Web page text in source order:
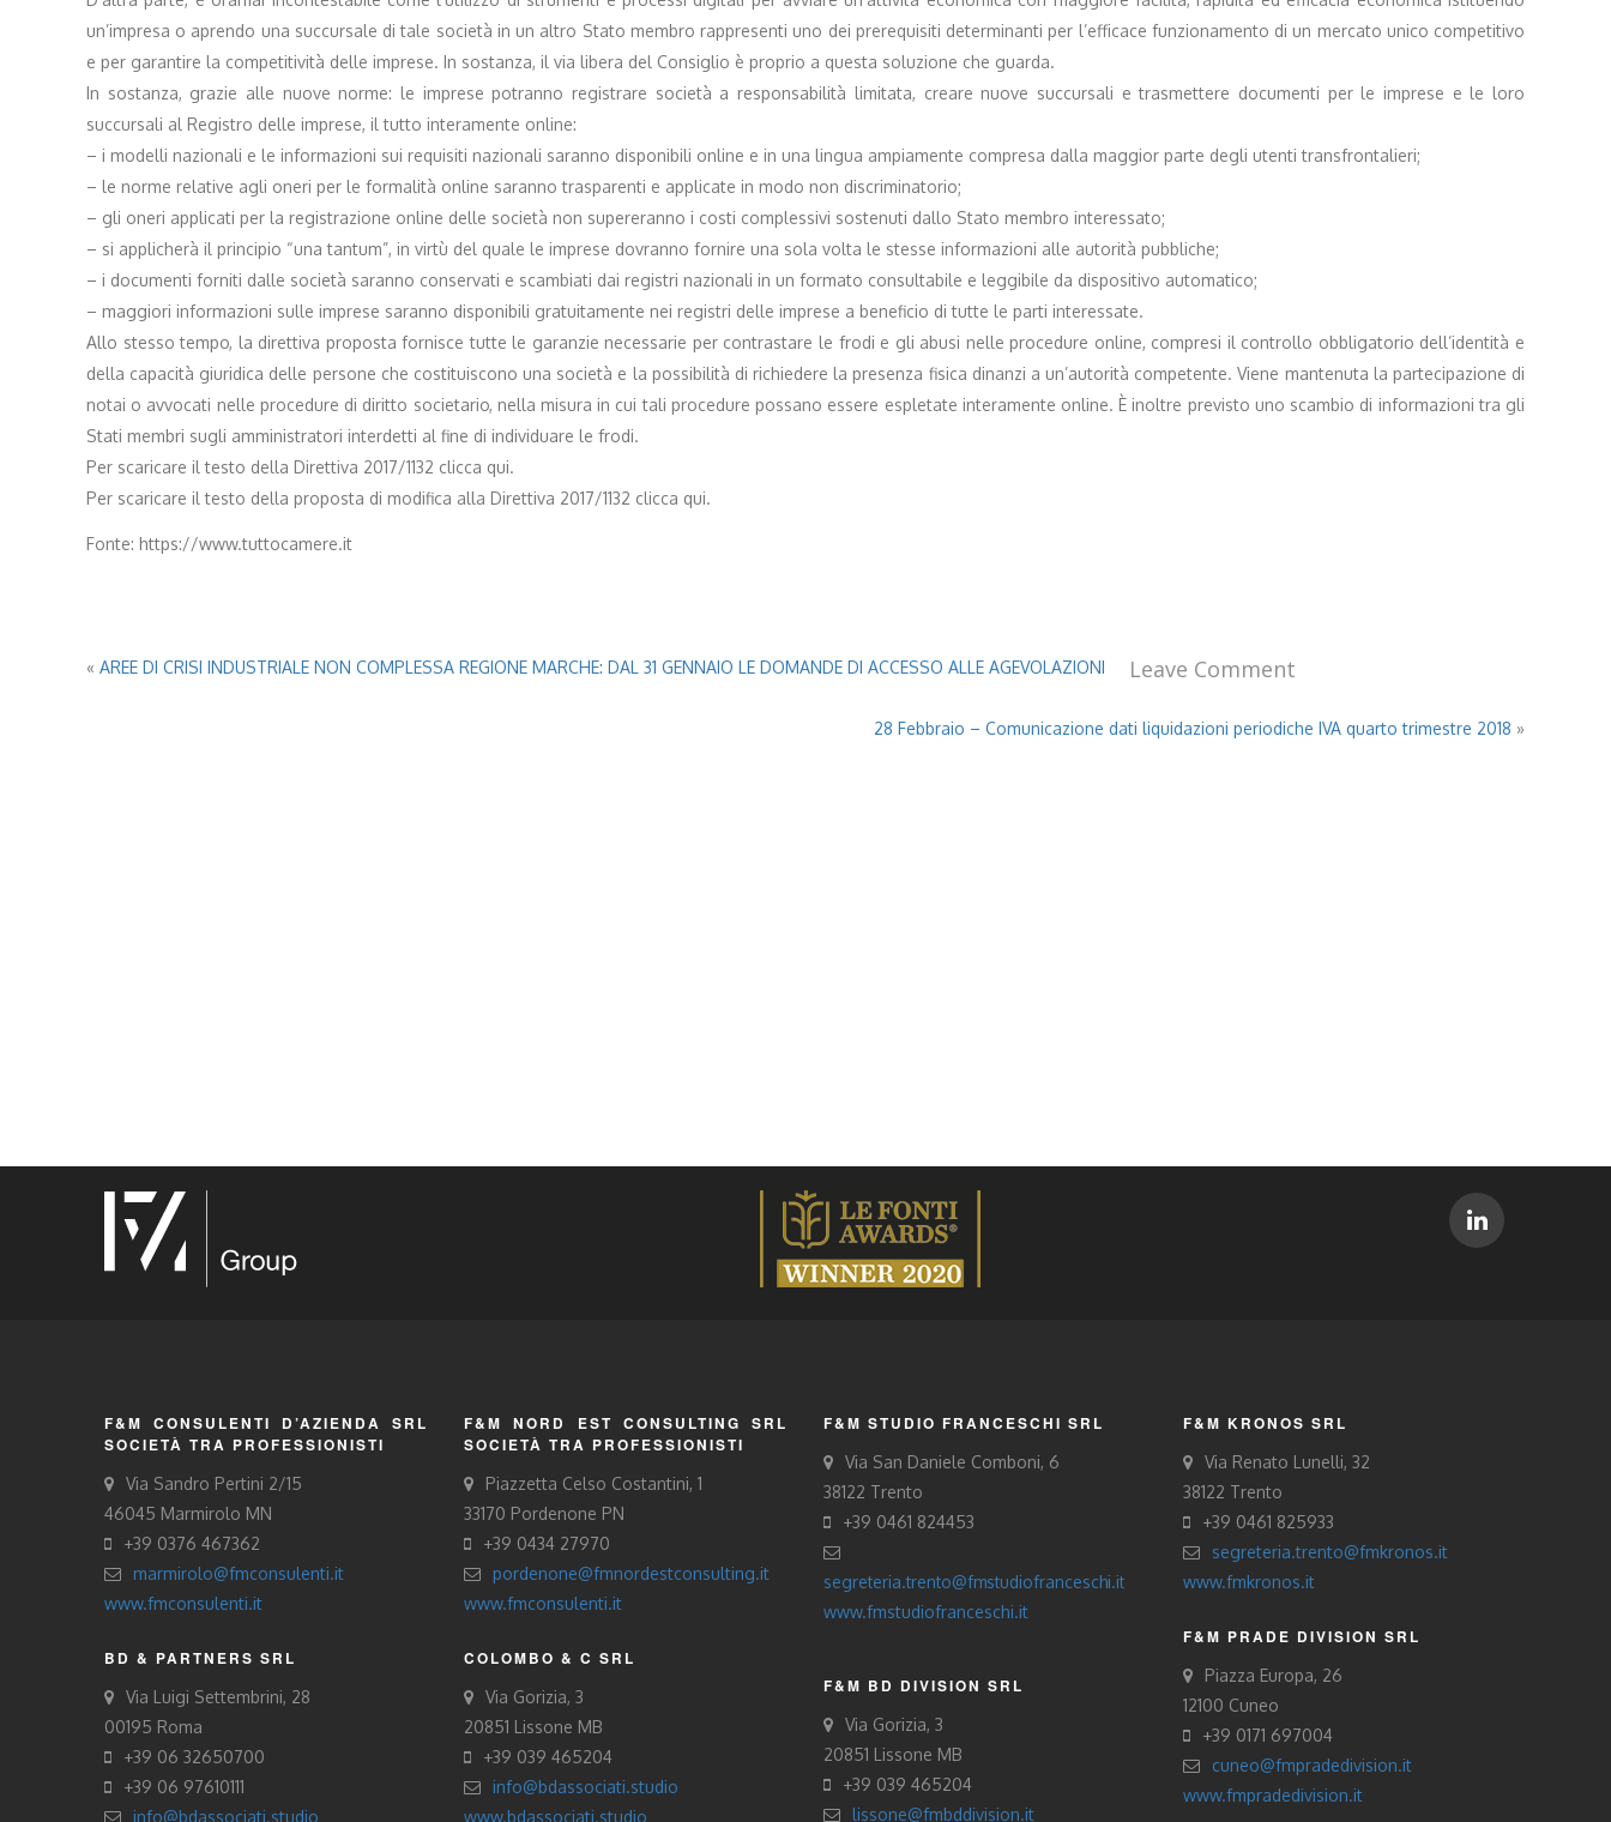
un’impresa o aprendo una succursale di tale società in un altro Stato membro rappresenti uno dei prerequisiti determinanti per l’efficace funzionamento di un mercato unico competitivo
e per garantire la competitività delle imprese. In sostanza, il via libera del Consiglio è proprio a questa soluzione che guarda.
In sostanza, grazie alle nuove norme: le imprese potranno registrare società a responsabilità limitata, creare nuove succursali e trasmettere documenti per le imprese e le loro
succursali al Registro delle imprese, il tutto interamente online:
– i modelli nazionali e le informazioni sui requisiti nazionali saranno disponibili online e in una lingua ampiamente compresa dalla maggior parte degli utenti transfrontalieri;
– le norme relative agli oneri per le formalità online saranno trasparenti e applicate in modo non discriminatorio;
– gli oneri applicati per la registrazione online delle società non supereranno i costi complessivi sostenuti dallo Stato membro interessato;
– si applicherà il principio “una tantum”, in virtù del quale le imprese dovranno fornire una sola volta le stesse informazioni alle autorità pubbliche;
– i documenti forniti dalle società saranno conservati e scambiati dai registri nazionali in un formato consultabile e leggibile da dispositivo automatico;
– maggiori informazioni sulle imprese saranno disponibili gratuitamente nei registri delle imprese a beneficio di tutte le parti interessate.
Allo stesso tempo, la direttiva proposta fornisce tutte le garanzie necessarie per contrastare le frodi e gli abusi nelle procedure online, compresi il controllo obbligatorio dell’identità e
della capacità giuridica delle persone che costituiscono una società e la possibilità di richiedere la presenza fisica dinanzi a un’autorità competente. Viene mantenuta la partecipazione di
notai o avvocati nelle procedure di diritto societario, nella misura in cui tali procedure possano essere espletate interamente online. È inoltre previsto uno scambio di informazioni tra gli
Stati membri sugli amministratori interdetti al fine di individuare le frodi.
Per scaricare il testo della Direttiva 2017/1132 clicca qui.
Per scaricare il testo della proposta di modifica alla Direttiva 2017/1132 clicca qui.
Fonte: https://www.tuttocamere.it
« AREE DI CRISI INDUSTRIALE NON COMPLESSA REGIONE MARCHE: DAL 31 GENNAIO LE DOMANDE DI ACCESSO ALLE AGEVOLAZIONI
28 Febbraio – Comunicazione dati liquidazioni periodiche IVA quarto trimestre 2018 »
Leave Comment
F&M CONSULENTI D’AZIENDA SRL
SOCIETÀ TRA PROFESSIONISTI
Via Sandro Pertini 2/15
46045 Marmirolo MN
+39 0376 467362
marmirolo@fmconsulenti.it
www.fmconsulenti.it
BD & PARTNERS SRL
Via Luigi Settembrini, 28
00195 Roma
+39 06 32650700
+39 06 97610111
info@bdassociati.studio
F&M NORD EST CONSULTING SRL
SOCIETÀ TRA PROFESSIONISTI
Piazzetta Celso Costantini, 1
33170 Pordenone PN
+39 0434 27970
pordenone@fmnordestconsulting.it
www.fmconsulenti.it
COLOMBO & C SRL
Via Gorizia, 3
20851 Lissone MB
+39 039 465204
info@bdassociati.studio
www.bdassociati.studio
F&M STUDIO FRANCESCHI SRL
Via San Daniele Comboni, 6
38122 Trento
+39 0461 824453
segreteria.trento@fmstudiofranceschi.it
www.fmstudiofranceschi.it
F&M BD DIVISION SRL
Via Gorizia, 3
20851 Lissone MB
+39 039 465204
lissone@fmbddivision.it
F&M KRONOS SRL
Via Renato Lunelli, 32
38122 Trento
+39 0461 825933
segreteria.trento@fmkronos.it
www.fmkronos.it
F&M PRADE DIVISION SRL
Piazza Europa, 26
12100 Cuneo
+39 0171 697004
cuneo@fmpradedivision.it
www.fmpradedivision.it